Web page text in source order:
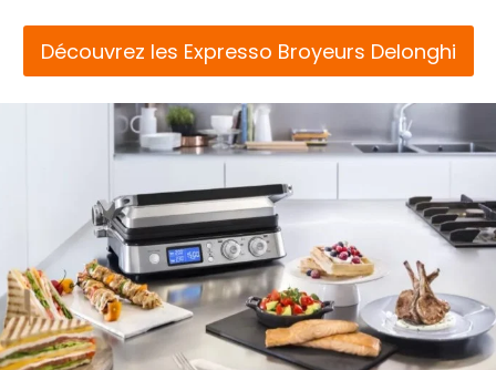
Découvrez les Expresso Broyeurs Delonghi